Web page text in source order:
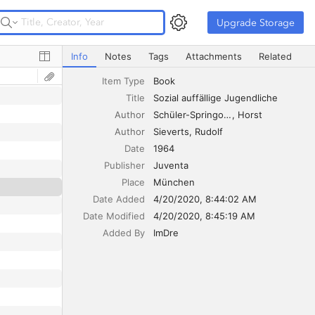
Upgrade Storage Upgrade Storage
Sozial auffällige Jugendliche
Info Notes Tags Attachments Related
Item Type
Book
Title
Sozial auffällige Jugendliche
Author
Schüler-Springorum
Horst
Author
Sieverts
Rudolf
Date
1964
Publisher
Juventa
Place
München
Date Added
4/20/2020, 8:44:02 AM
Date Modified
4/20/2020, 8:45:19 AM
Added By
ImDre